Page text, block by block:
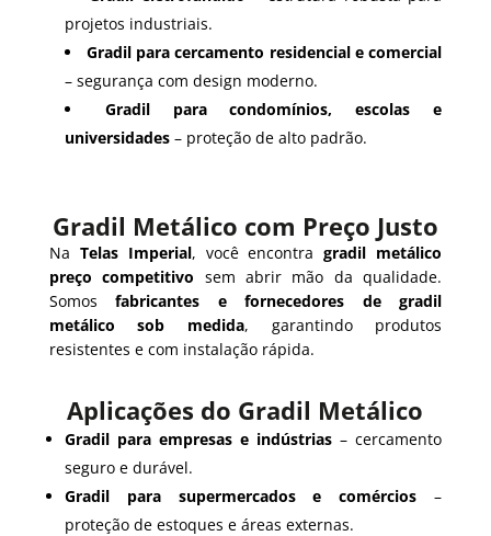
projetos industriais.
Gradil para cercamento residencial e comercial
– segurança com design moderno.
Gradil para condomínios, escolas e
universidades– proteção de alto padrão.
Gradil Metálico com Preço Justo
Na Telas Imperial, você encontragradil metálico
preço competitivo sem abrir mão da qualidade.
Somosfabricantes e fornecedores de gradil
metálico sob medida, garantindo produtos
resistentes e com instalação rápida.
Aplicações do Gradil Metálico
Gradil para empresas e indústrias – cercamento
seguro e durável.
Gradil para supermercados e comércios –
proteção de estoques e áreas externas.